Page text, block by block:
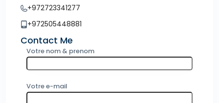
+972723341277
+972505448881
Contact Me
Votre nom & prenom
Votre e-mail